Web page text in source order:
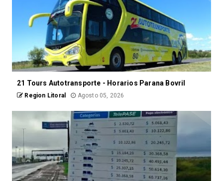
21 Tours Autotransporte - Horarios Parana Bovril
Region Litoral Agosto 05, 2026